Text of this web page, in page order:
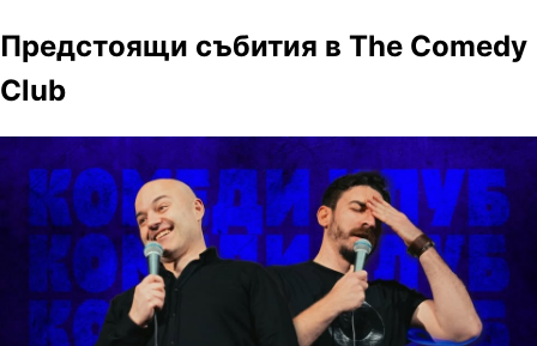
Предстоящи събития в The Comedy
Club